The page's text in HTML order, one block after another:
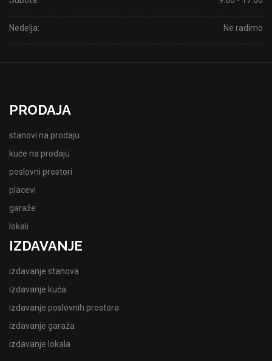
Nedelja: Ne radimo
PRODAJA
stanovi na prodaju
kuće na prodaju
poslovni prostori
placevi
garaže
lokali
IZDAVANJE
izdavanje stanova
izdavanje kuća
izdavanje poslovnih prostora
izdavanje garaža
izdavanje lokala